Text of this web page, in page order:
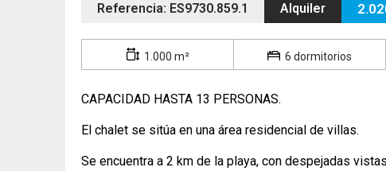
Referencia: ES9730.859.1 Alquiler
1.000 m² 6 dormitorios
CAPACIDAD HASTA 13 PERSONAS.
El chalet se sitúa en una área residencial de villas.
Se encuentra a 2 km de la playa, con despejadas